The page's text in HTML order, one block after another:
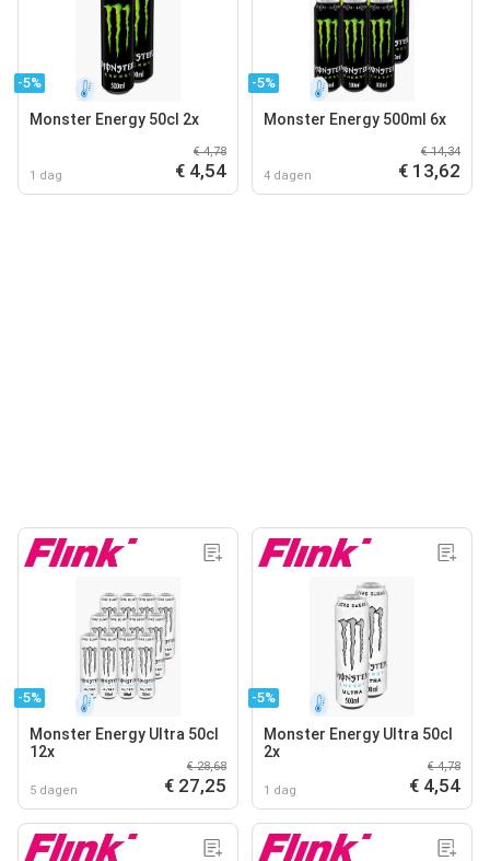
-5%
Monster Energy 50cl 2x
1 dag
€ 4,78
€ 4,54
-5%
Monster Energy 500ml 6x
4 dagen
€ 14,34
€ 13,62
-5%
Monster Energy Ultra 50cl
12x
5 dagen
€ 28,68
€ 27,25
-5%
Monster Energy Ultra 50cl
2x
1 dag
€ 4,78
€ 4,54